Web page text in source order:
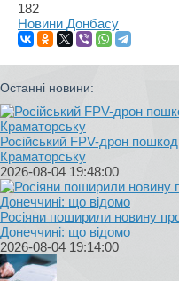
182
Новини Донбасу
Останні новини:
Російський FPV-дрон
Краматорську
2026-08-04 19:48:00
Росіяни поширили новину
Донеччині: що відомо
2026-08-04 19:14:00